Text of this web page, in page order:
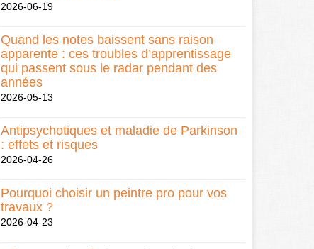
2026-06-19
Quand les notes baissent sans raison
apparente : ces troubles d’apprentissage
qui passent sous le radar pendant des
années
2026-05-13
Antipsychotiques et maladie de Parkinson
: effets et risques
2026-04-26
Pourquoi choisir un peintre pro pour vos
travaux ?
2026-04-23